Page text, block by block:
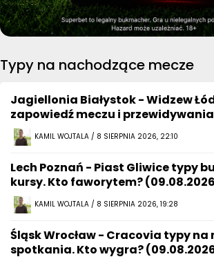
Typy na nachodzące mecze
Jagiellonia Białystok - Widzew
zapowiedź meczu i
KAMIL WOJTALA / 8 SIERPNIA 2026, 22:10
Lech Poznań - Piast Gliwice typy
kursy. Kto faworytem?
KAMIL WOJTALA / 8 SIERPNIA 2026, 19:28
Śląsk Wrocław - Cracovia typy na
spotkania. Kto wygra?